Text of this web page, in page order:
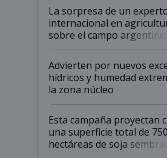
La sorpresa de un
internacional en
sobre el campo argentino:
"Estoy muy impresionado"
Advierten por nuevos
hídricos y humedad
la zona núcleo
Esta campaña proyectan
una superficie total de
hectáreas de soja